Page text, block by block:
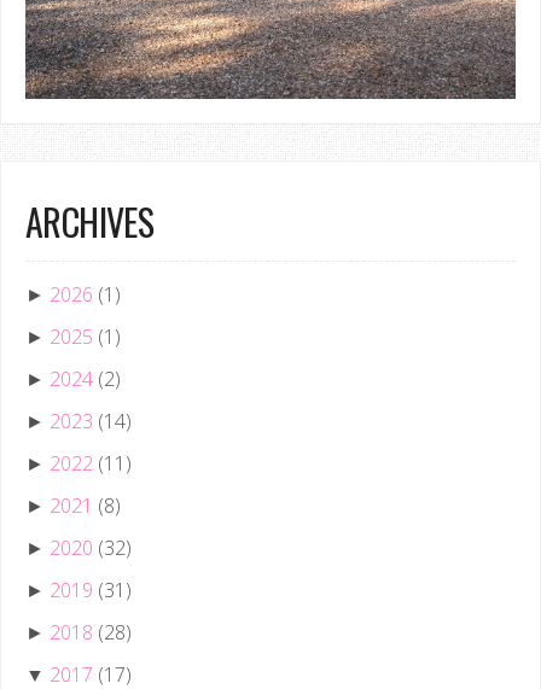
ARCHIVES
► 2026 (1)
► 2025 (1)
► 2024 (2)
► 2023 (14)
► 2022 (11)
► 2021 (8)
► 2020 (32)
► 2019 (31)
► 2018 (28)
▼ 2017 (17)